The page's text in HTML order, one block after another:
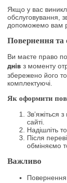
Якщо у вас
обслуговування,
допоможемо вам
Повернення та
Ви маєте право
днів з моменту
збережено його
комплектуючі.
Як оформити
Зв’яжіться
сайті.
Надішліть
Після
обміняємо
Важливо
Повернення